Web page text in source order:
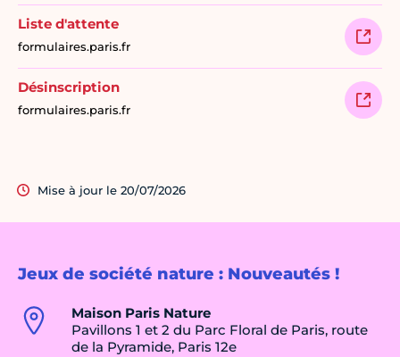
Jeux de société nature : Nouveautés !
Maison Paris Nature
Pavillons 1 et 2 du Parc Floral de Paris, route
de la Pyramide, Paris 12e
Liste d'attente
formulaires.paris.fr
Désinscription
formulaires.paris.fr
Mise à jour le 20/07/2026